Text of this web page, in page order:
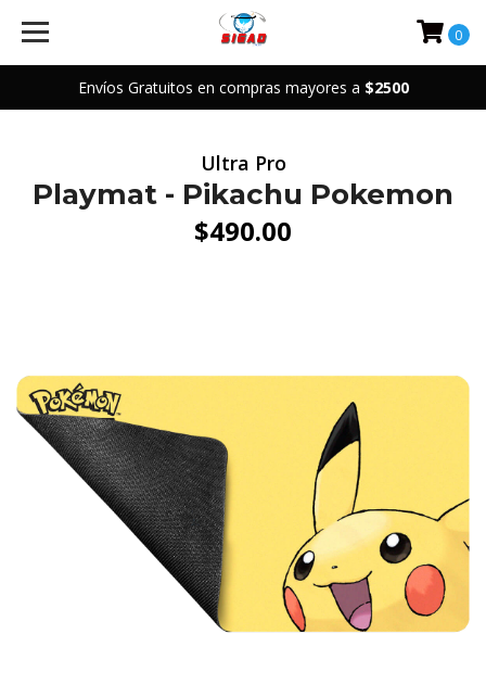
Envíos Gratuitos en compras mayores a $2500
0
Ultra Pro
Playmat - Pikachu Pokemon
$490.00